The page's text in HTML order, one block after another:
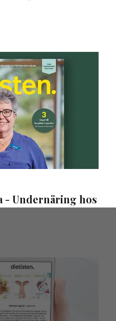
- Undernäring hos